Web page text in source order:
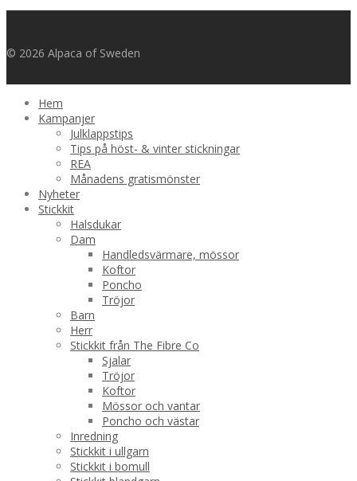
© 2026 Alpaca of Sweden
Hem
Kampanjer
Julklappstips
Tips på höst- & vinter stickningar
REA
Månadens gratismönster
Nyheter
Stickkit
Halsdukar
Dam
Handledsvärmare, mössor
Koftor
Poncho
Tröjor
Barn
Herr
Stickkit från The Fibre Co
Sjalar
Tröjor
Koftor
Mössor och vantar
Poncho och västar
Inredning
Stickkit i ullgarn
Stickkit i bomull